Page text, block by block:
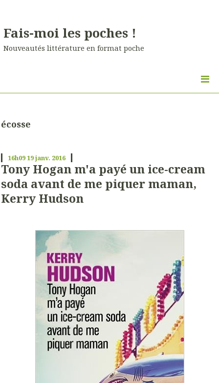
Fais-moi les poches !
Nouveautés littérature en format poche
écosse
16h0919janv. 2016
Tony Hogan m'a payé un ice-cream
soda avant de me piquer maman,
Kerry Hudson